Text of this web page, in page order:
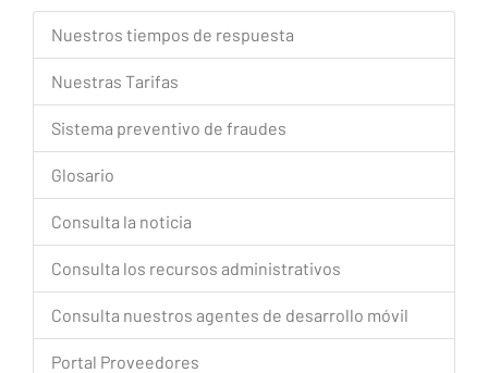
Nuestros tiempos de respuesta
Nuestras Tarifas
Sistema preventivo de fraudes
Glosario
Consulta la noticia
Consulta los recursos administrativos
Consulta nuestros agentes de desarrollo móvil
Portal Proveedores